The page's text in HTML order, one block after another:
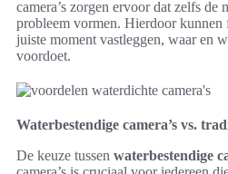
camera’s zorgen ervoor dat zelfs de
probleem vormen. Hierdoor kunnen
juiste moment vastleggen, waar en
voordoet.
Waterbestendige camera’s vs.
De keuze tussen waterbestendige